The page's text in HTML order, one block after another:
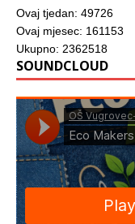
Ovaj tjedan: 49726
Ovaj mjesec: 161153
Ukupno: 2362518
SOUNDCLOUD